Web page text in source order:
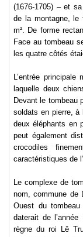
(1676-1705) – et
de la montagne, le
m². De forme
Face au tombeau
les quatre côtés
L’entrée
laquelle deux
Devant le tombeau
soldats en pierre, à
deux éléphants en
peut également
crocodiles
caractéristiques de
Le complexe de
nom, commune de
Ouest du
daterait de
règne du roi Lê